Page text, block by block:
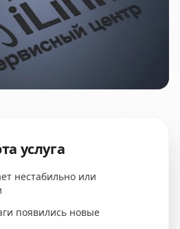
услуга
нестабильно или
появились новые